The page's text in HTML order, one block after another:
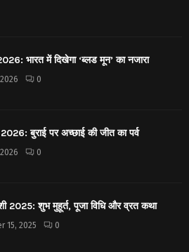
भारत में दिखेगा ‘ब्लड मून’ का नजारा
0
बुराई पर अच्छाई की जीत का पर्व
0
2025: शुभ मुहूर्त, पूजा विधि और व्रत कथा
15, 2025 0